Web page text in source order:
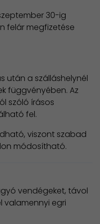
30-ig
felár megfizetése
után a szálláshelynél
függvényében. Az
szóló írásos
fel.
viszont szabad
módosítható.
vendégeket, távol
valamennyi egri